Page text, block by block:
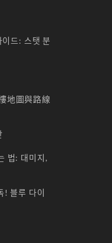
드: 스탯 분
地圖與路線
법: 대미지,
! 블루 다이